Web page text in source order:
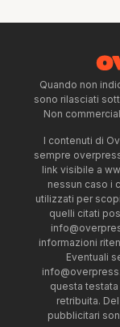
Quando non
sono rilasciati
Non
I contenuti di
sempre
link visibile a
nessun caso i
utilizzati per
quelli citati
informazioni
Eventuali
questa
retribuita.
pubblicitari